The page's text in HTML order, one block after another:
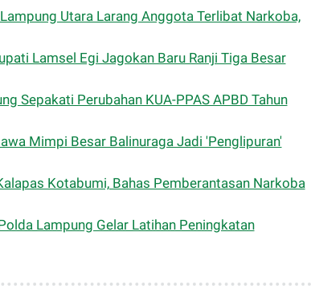
Utara Larang Anggota Terlibat Narkoba,
Lamsel Egi Jagokan Baru Ranji Tiga Besar
Sepakati Perubahan KUA-PPAS APBD Tahun
Mimpi Besar Balinuraga Jadi 'Penglipuran'
Kotabumi, Bahas Pemberantasan Narkoba
Lampung Gelar Latihan Peningkatan